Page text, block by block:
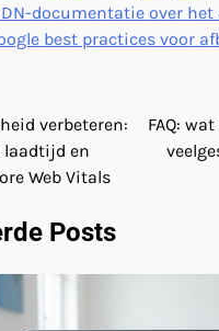
documentatie over
best practices voor
verbeteren:
laadtijd en
Web Vitals
FAQ:
Posts